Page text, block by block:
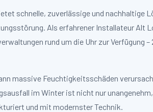
schnelle, zuverlässige und nachhaltige
Als erfahrener Installateur Alt
rund um die Uhr zur Verfügung –
massive Feuchtigkeitsschäden
im Winter ist nicht nur
und mit modernster Technik.